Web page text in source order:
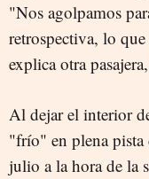
"Nos agolpamos
retrospectiva, lo
explica otra
Al dejar el interior
"frío" en plena pista
julio a la hora de la